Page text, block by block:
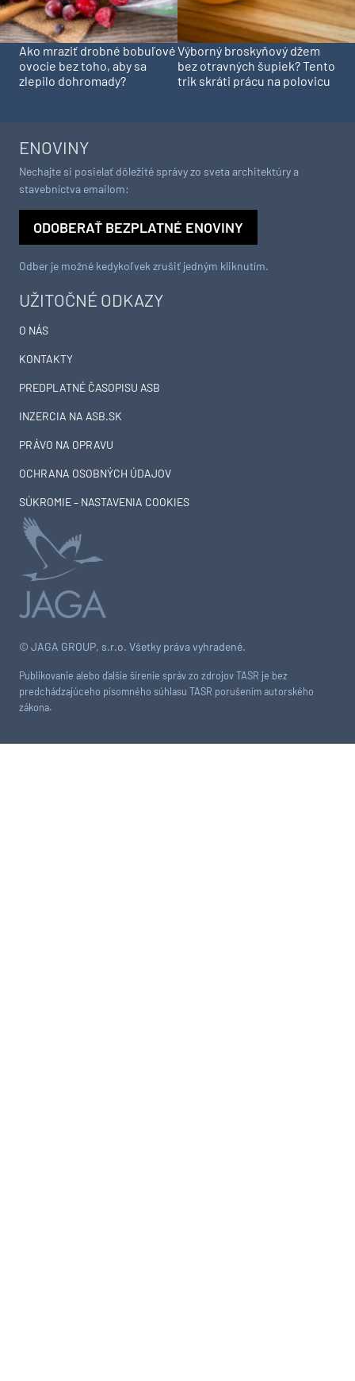
Ako mraziť drobné bobuľové
ovocie bez toho, aby sa
zlepilo dohromady?
Výborný broskyňový džem
bez otravných šupiek? Tento
trik skráti prácu na polovicu
© JAGA GROUP, s.r.o. Všetky práva vyhradené.
Publikovanie alebo ďalšie šírenie správ zo zdrojov TASR je bez
predchádzajúceho písomného súhlasu TASR porušením autorského
zákona.
UŽITOČNÉ ODKAZY
O NÁS
KONTAKTY
PREDPLATNÉ ČASOPISU ASB
INZERCIA NA ASB.SK
PRÁVO NA OPRAVU
OCHRANA OSOBNÝCH ÚDAJOV
SÚKROMIE – NASTAVENIA COOKIES
ENOVINY
Nechajte si posielať dôležité správy zo sveta architektúry a
stavebníctva emailom:
ODOBERAŤ BEZPLATNÉ ENOVINY
Odber je možné kedykoľvek zrušiť jedným kliknutím.